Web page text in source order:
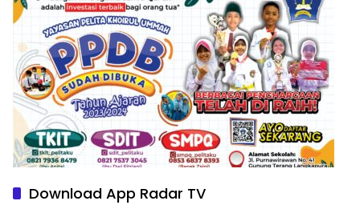
Download App Radar TV